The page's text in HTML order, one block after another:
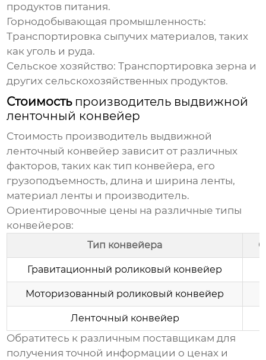
продуктов питания.
Горнодобывающая промышленность:
Транспортировка сыпучих материалов, таких
как уголь и руда.
Сельское хозяйство: Транспортировка зерна и
других сельскохозяйственных продуктов.
Стоимость производитель выдвижной
ленточный конвейер
Стоимость производитель выдвижной
ленточный конвейер зависит от различных
факторов, таких как тип конвейера, его
грузоподъемность, длина и ширина ленты,
материал ленты и производитель.
Ориентировочные цены на различные типы
конвейеров:
Тип конвейера
Гравитационный роликовый конвейер
Моторизованный роликовый конвейер
Ленточный конвейер
Обратитесь к различным поставщикам для
получения точной информации о ценах и